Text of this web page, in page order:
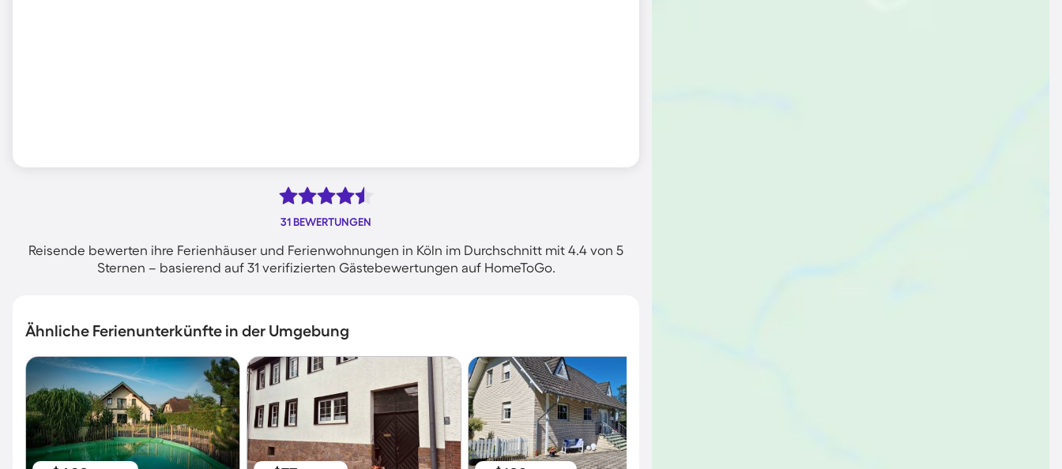
31 BEWERTUNGEN
Reisende bewerten ihre Ferienhäuser und Ferienwohnungen in Köln im Durchschnitt mit 4.4 von 5
Sternen – basierend auf 31 verifizierten Gästebewertungen auf HomeToGo.
Ähnliche Ferienunterkünfte in der Umgebung